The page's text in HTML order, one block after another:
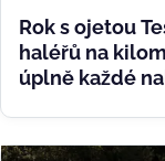
Rok s ojetou
haléřů na
úplně každé